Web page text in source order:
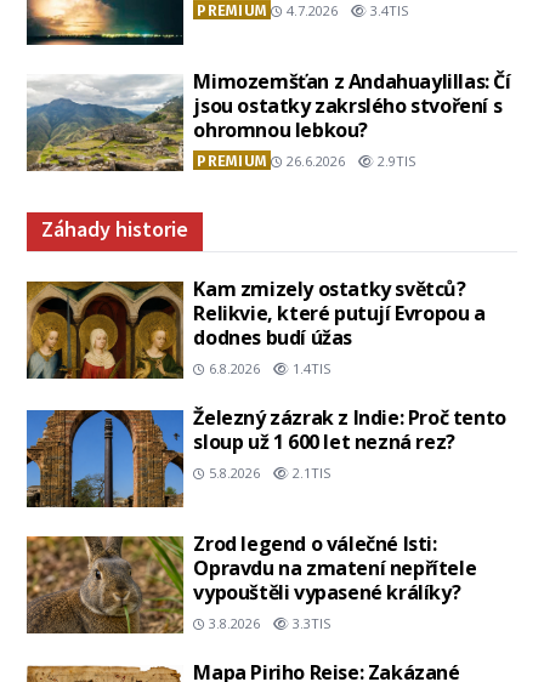
PREMIUM 4.7.2026 3.4TIS
Mimozemšťan z Andahuaylillas: Čí
jsou ostatky zakrslého stvoření s
ohromnou lebkou?
PREMIUM 26.6.2026 2.9TIS
Záhady historie
Kam zmizely ostatky světců?
Relikvie, které putují Evropou a
dodnes budí úžas
6.8.2026 1.4TIS
Železný zázrak z Indie: Proč tento
sloup už 1 600 let nezná rez?
5.8.2026 2.1TIS
Zrod legend o válečné lsti:
Opravdu na zmatení nepřítele
vypouštěli vypasené králíky?
3.8.2026 3.3TIS
Mapa Piriho Reise: Zakázané